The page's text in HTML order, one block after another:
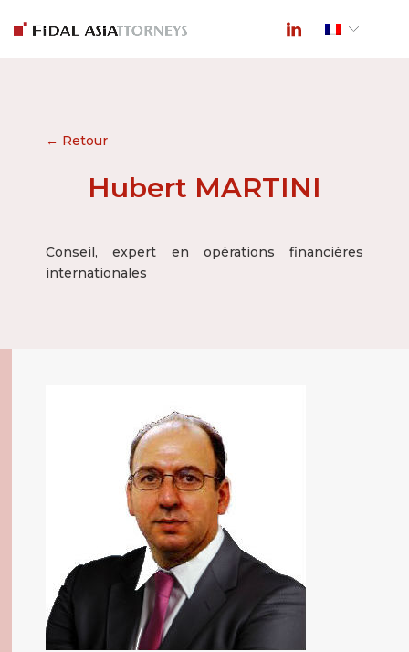
← Retour
Hubert MARTINI
Conseil, expert en opérations financières
internationales